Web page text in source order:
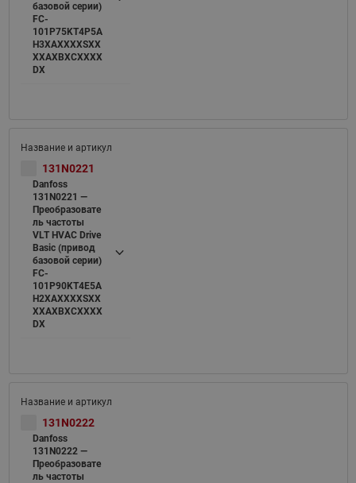
базовой серии)
FC-
101P75KT4P5A
H3XAXXXXSXX
XXAXBXCXXXX
DX
131N0221
Danfoss
131N0221 —
Преобразовате
ль частоты
VLT HVAC Drive
Basic (привод
базовой серии)
FC-
101P90KT4E5A
H2XAXXXXSXX
XXAXBXCXXXX
DX
131N0222
Danfoss
131N0222 —
Преобразовате
ль частоты